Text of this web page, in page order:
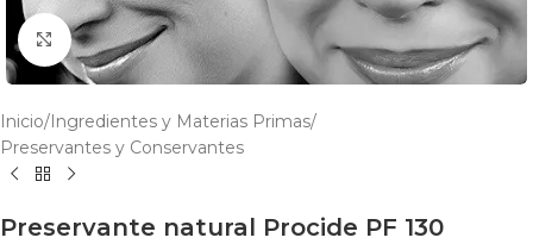
Click to enlarge
Inicio/Ingredientes y Materias Primas/
Preservantes y Conservantes
Preservante natural Procide PF 130